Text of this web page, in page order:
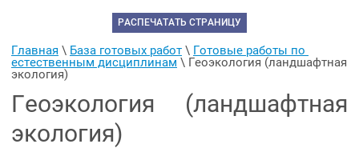
РАСПЕЧАТАТЬ СТРАНИЦУ
Главная \ База готовых работ \ Готовые работы по
естественным дисциплинам \ Геоэкология (ландшафтная
экология)
Геоэкология (ландшафтная
экология)